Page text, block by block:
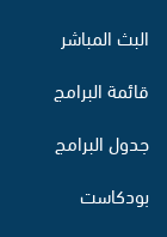
البث المباشر
قائمة البرامج
جدول البرامج
بودكاست